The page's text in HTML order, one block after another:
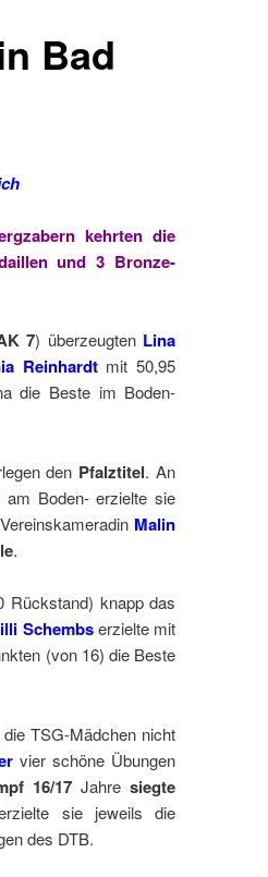
Bad
kehrten die
und 3 Bronze-
7) überzeugten Lina
Reinhardtmit 50,95
die Beste im Boden-
den Pfalztitel. An
am Boden- erzielte sie
Malin
.
Rückstand) knapp das
Schembs erzielte mit
(von 16) die Beste
TSG-Mädchen nicht
vier schöne Übungen
16/17 Jahresiegte
sie jeweils die
des DTB.